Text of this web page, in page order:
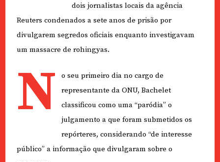
dois jornalistas locais da agência
Reuters condenados a sete anos de prisão por
divulgarem segredos oficiais enquanto investigavam
um massacre de rohingyas.
N
o seu primeiro dia no cargo de
representante da ONU, Bachelet
classificou como uma “paródia” o
julgamento a que foram submetidos os
repórteres, considerando “de interesse
público” a informação que divulgaram sobre o